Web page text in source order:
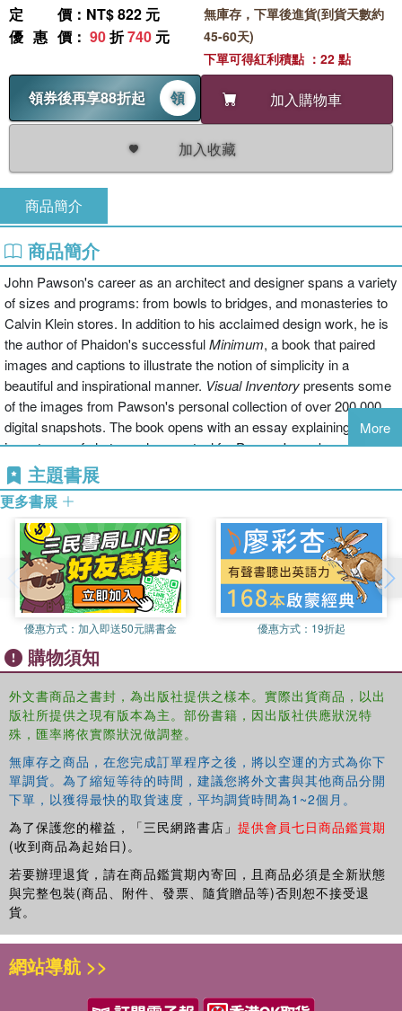
定價 ：NT$ 822 元
優惠價 ： 90折740 元
領券後再享88折起 領 加入購物車
加入收藏
無庫存，下單後進貨(到貨天數約
45-60天)
下單可得紅利積點 ：22 點
商品簡介
商品簡介
John Pawson's career as an architect and designer spans a variety
of sizes and programs: from bowls to bridges, and monasteries to
Calvin Klein stores. In addition to his acclaimed design work, he is
the author of Phaidon's successfulMinimum, a book that paired
images and captions to illustrate the notion of simplicity in a
beautiful and inspirational manner. Visual Inventorypresents some
of the images from Pawson's personal collection of over 200,000
digital snapshots. The book opens with an essay explaining the
importance of photography as a tool for Pawson's work, and the
images are set one per page with illuminating captions. Covering a
huge range of subjects, the photographs form a remarkle body of
reference material. Some of the images illustrate a particular idea
out form, material or space; others reflect the author's interest in
returning repeatedly to certain subjects, capturing the changes
brought by different weather, light conditions, seasons and patterns
of use. Each image has been chosen for the book because it is
useful, offering a lesson in visual thinking. None of the photographs
in the book have been cropped or altered; it is the selection,
arrangement and captioning of the images that make this book
unique, valule and attractive to any architect, designer, artist or
student who wants to see the world around them with a stronger
eye.
More
主題書展
更多書展
優惠方式： 加入即送50元購書金 優惠方式： 19折起
購物須知
外文書商品之書封，為出版社提供之樣本。實際出貨商品，以出
版社所提供之現有版本為主。部份書籍，因出版社供應狀況特
殊，匯率將依實際狀況做調整。
無庫存之商品，在您完成訂單程序之後，將以空運的方式為你下
單調貨。為了縮短等待的時間，建議您將外文書與其他商品分開
下單，以獲得最快的取貨速度，平均調貨時間為1~2個月。
為了保護您的權益，「三民網路書店」 提供會員七日商品鑑賞期
(收到商品為起始日)。
若要辦理退貨，請在商品鑑賞期內寄回，且商品必須是全新狀態
與完整包裝(商品、附件、發票、隨貨贈品等)否則恕不接受退
貨。
網站導航 >>